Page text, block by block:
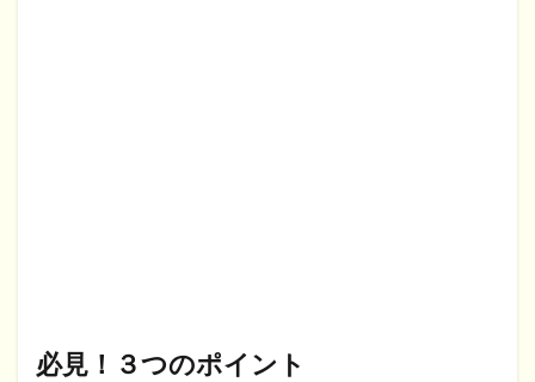
必見！３つのポイント